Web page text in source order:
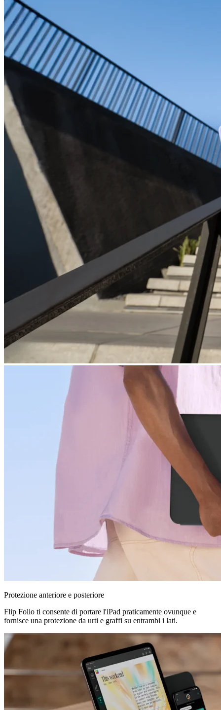
Protezione anteriore e posteriore
Flip Folio ti consente di portare l'iPad praticamente ovunque e
fornisce una protezione da urti e graffi su entrambi i lati.